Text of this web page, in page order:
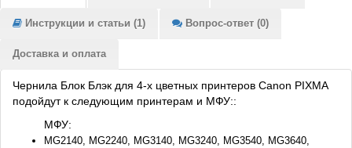
Инструкции и статьи (1) Вопрос-ответ (0)
Доставка и оплата
Чернила Блок Блэк для 4-х цветных принтеров Canon PIXMA
подойдут к следующим принтерам и МФУ::
МФУ:
MG2140, MG2240, MG3140, MG3240, MG3540, MG3640,